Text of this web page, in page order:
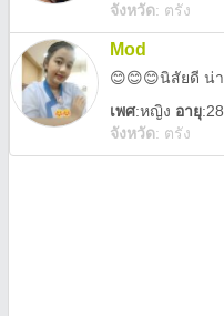
จังหวัด: ตรัง
Mod
เพศ:หญิง อายุ:28
จังหวัด: ตรัง